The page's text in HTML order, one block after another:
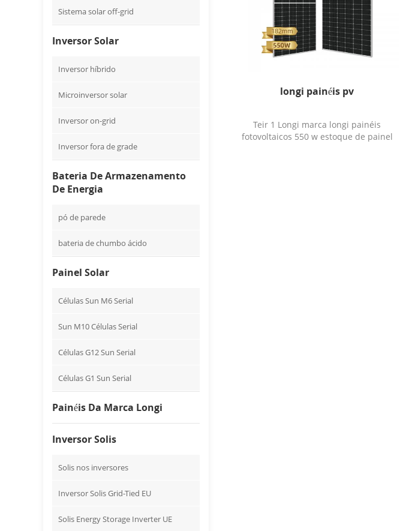
longi painéis pv
Teir 1 Longi marca longi painéis
fotovoltaicos 550 w estoque de painel
Sistema solar off-grid
Inversor Solar
Inversor híbrido
Microinversor solar
Inversor on-grid
Inversor fora de grade
Bateria De Armazenamento
De Energia
pó de parede
bateria de chumbo ácido
Painel Solar
Células Sun M6 Serial
Sun M10 Células Serial
Células G12 Sun Serial
Células G1 Sun Serial
Painéis Da Marca Longi
Inversor Solis
Solis nos inversores
Inversor Solis Grid-Tied EU
Solis Energy Storage Inverter UE